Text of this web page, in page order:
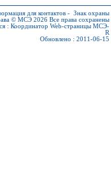
для контактов - Знак охраны
© МСЭ 2026 Все права сохранены
: Координатор Web-страницы МСЭ-
R
Обновлено : 2011-06-15